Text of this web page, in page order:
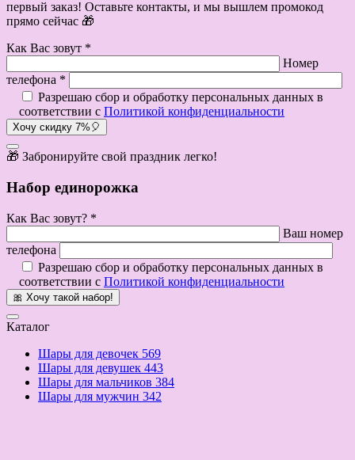
первый заказ! Оставьте контакты, и мы вышлем промокод
прямо сейчас 🎁
Как Вас зовут *
Номер
телефона *
Разрешаю сбор и обработку персональных данных в
соответствии с Политикой конфиденциальности
Хочу скидку 7%🎈
🎁 Забронируйте свой праздник легко!
Набор единорожка
Как Вас зовут? *
Ваш номер
телефона
Разрешаю сбор и обработку персональных данных в
соответствии с Политикой конфиденциальности
🎀 Хочу такой набор!
Каталог
Шары для девочек 569
Шары для девушек 443
Шары для мальчиков 384
Шары для мужчин 342